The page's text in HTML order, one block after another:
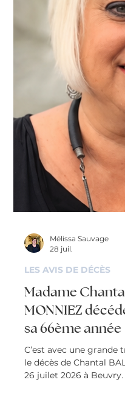
espace pour laisser
photos souvenirs, une
à travers des poèmes